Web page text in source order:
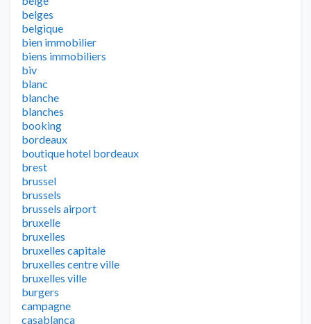
belges
belgique
bien immobilier
biens immobiliers
biv
blanc
blanche
blanches
booking
bordeaux
boutique hotel bordeaux
brest
brussel
brussels
brussels airport
bruxelle
bruxelles
bruxelles capitale
bruxelles centre ville
bruxelles ville
burgers
campagne
casablanca